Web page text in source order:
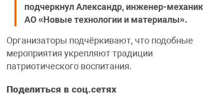
подчеркнул Александр, инженер-механик
АО «Новые технологии и материалы».
Организаторы подчёркивают, что подобные
мероприятия укрепляют традиции
патриотического воспитания.
Поделиться в соц.сетях